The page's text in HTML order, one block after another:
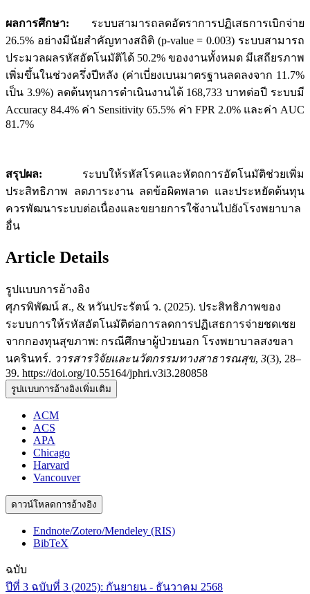
ผลการศึกษา: ระบบสามารถลดอัตราการปฏิเสธการเบิกจ่าย
26.5% อย่างมีนัยสำคัญทางสถิติ (p-value = 0.003) ระบบสามารถ
ประมวลผลรหัสอัตโนมัติได้ 50.2% ของงานทั้งหมด มีเสถียรภาพ
เพิ่มขึ้นในช่วงครึ่งปีหลัง (ค่าเบี่ยงเบนมาตรฐานลดลงจาก 11.7%
เป็น 3.9%) ลดต้นทุนการดำเนินงานได้ 168,733 บาทต่อปี ระบบมี
Accuracy 84.4% ค่า Sensitivity 65.5% ค่า FPR 2.0% และค่า AUC
81.7%
สรุปผล: ระบบให้รหัสโรคและหัตถการอัตโนมัติช่วยเพิ่ม
ประสิทธิภาพ ลดภาระงาน ลดข้อผิดพลาด และประหยัดต้นทุน
ควรพัฒนาระบบต่อเนื่องและขยายการใช้งานไปยังโรงพยาบาล
อื่น
Article Details
รูปแบบการอ้างอิง
ศุภรพิพัฒน์ ส., & หวันประรัตน์ ว. (2025). ประสิทธิภาพของ
ระบบการให้รหัสอัตโนมัติต่อการลดการปฏิเสธการจ่ายชดเชย
จากกองทุนสุขภาพ: กรณีศึกษาผู้ป่วยนอก โรงพยาบาลสงขลา
นครินทร์. วารสารวิจัยและนวัตกรรมทางสาธารณสุข, 3(3), 28–
39. https://doi.org/10.55164/jphri.v3i3.280858
รูปแบบการอ้างอิงเพิ่มเติม
ACM
ACS
APA
Chicago
Harvard
Vancouver
ดาวน์โหลดการอ้างอิง
Endnote/Zotero/Mendeley (RIS)
BibTeX
ฉบับ
ปีที่ 3 ฉบับที่ 3 (2025): กันยายน - ธันวาคม 2568